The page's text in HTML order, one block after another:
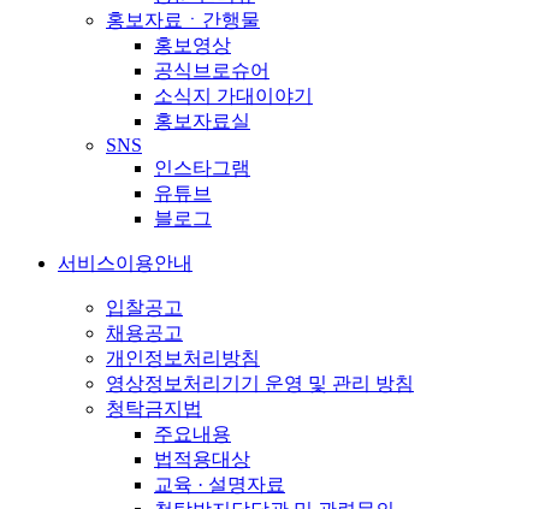
홍보자료ㆍ간행물
홍보영상
공식브로슈어
소식지 가대이야기
홍보자료실
SNS
인스타그램
유튜브
블로그
서비스이용안내
입찰공고
채용공고
개인정보처리방침
영상정보처리기기 운영 및 관리 방침
청탁금지법
주요내용
법적용대상
교육 · 설명자료